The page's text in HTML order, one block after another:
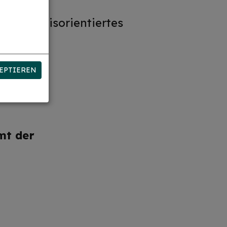
bedürfnisorientiertes
der